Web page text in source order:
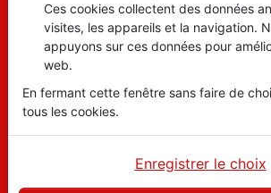
Durant les
juillet et
librairie
samedi à
Ces cookies collectent des données
visites, les appareils et la navigation.
appuyons sur ces données pour
web.
En fermant cette fenêtre sans faire de
tous les cookies.
Enregistrer le choix